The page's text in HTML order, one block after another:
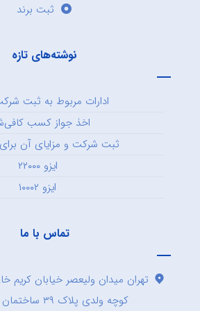
ثبت برند
نوشته‌های تازه
ادارات مربوط به ثبت
اخذ جواز کسب
ثبت شرکت و مزایای آن برای
ایزو ۲۲۰۰۰
ایزو ۱۰۰۰۲
تماس با ما
تهران میدان ولیعصر خیابان کریم
کوچه ولدی پلاک ۳۹ ساختمان کریم خان